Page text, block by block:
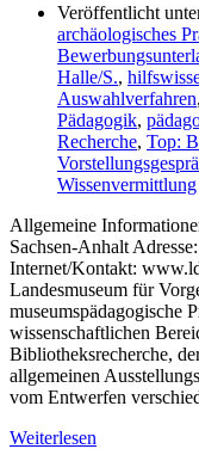
Veröffentlicht
archäologisches
Halle/S.,
Auswahlverfahren,
Pädagogik,
Recherche, Top:
Wissenvermittlung
Allgemeine
Sachsen-Anhalt
Internet/Kontakt:
Landesmuseum für
museumspädagogische
wissenschaftlichen
Bibliotheksrecherche,
allgemeinen
vom Entwerfen
Weiterlesen